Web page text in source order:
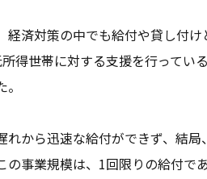
済対策の中でも給付や貸し付
得世帯に対する支援を行ってい
れから迅速な給付ができず、結
事業規模は、1回限りの給付で